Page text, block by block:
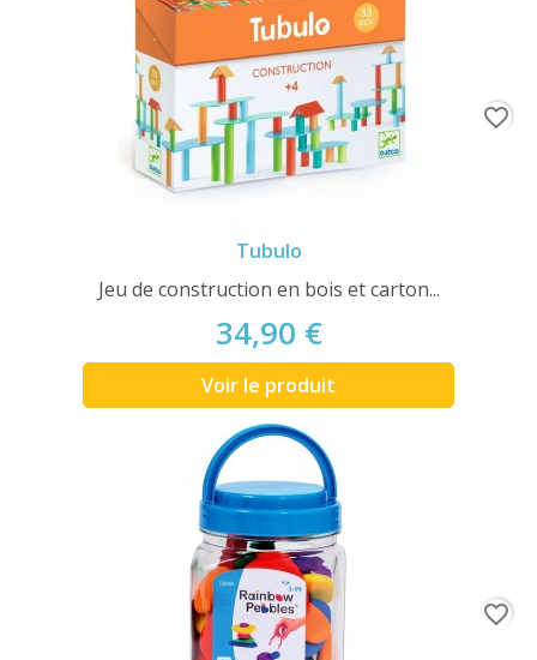
Tubulo
Jeu de construction en bois et carton...
34,90 €
Voir le produit
favorite_border
favorite_border